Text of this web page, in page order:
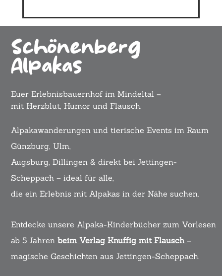
Schönenberg
Alpakas
Euer Erlebnisbauernhof im Mindeltal –
mit Herzblut, Humor und Flausch.
Alpakawanderungen und tierische Events im Raum
Günzburg, Ulm,
Augsburg, Dillingen & direkt bei Jettingen-
Scheppach – ideal für alle,
die ein Erlebnis mit Alpakas in der Nähe suchen.
Entdecke unsere Alpaka-Kinderbücher zum Vorlesen
ab 5 Jahrenbeim Verlag Knuffig mit Flausch –
magische Geschichten aus Jettingen-Scheppach.